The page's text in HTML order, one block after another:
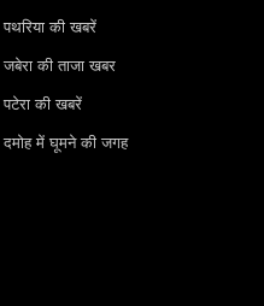
पथरिया की खबरें
जबेरा की ताजा खबर
पटेरा की खबरें
दमोह में घूमने की जगह